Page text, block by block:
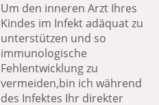
Um den inneren Arzt Ihres
Kindes im Infekt adäquat zu
unterstützen und so
immunologische
Fehlentwicklung zu
vermeiden,bin ich während
des Infektes Ihr direkter